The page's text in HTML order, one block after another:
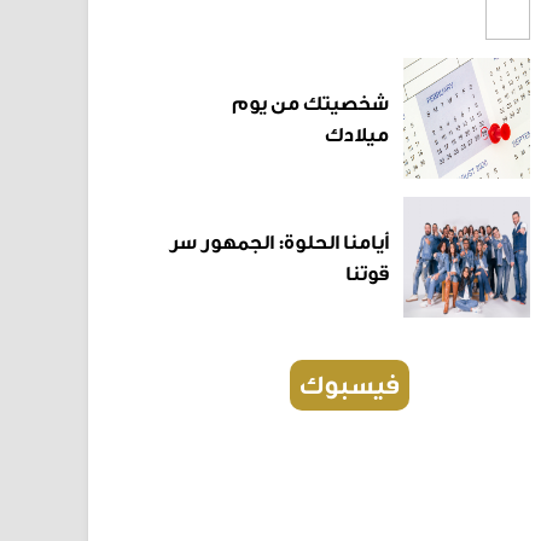
شخصيتك من يوم
ميلادك
أيامنا الحلوة: الجمهور سر
قوتنا
فيسبوك